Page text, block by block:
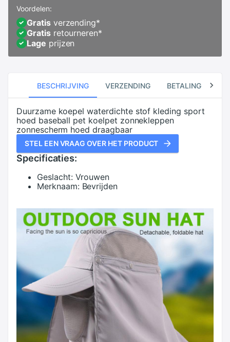
Voordelen:
Gratisverzending*
Gratisretourneren*
Lage prijzen
BESCHRIJVING VERZENDING BETALING
Duurzame koepel waterdichte stof kleding sport
hoed baseball pet koelpet zonnekleppen
zonnescherm hoed draagbaar
STEL EEN VRAAG OVER HET PRODUCT
Specificaties:
Geslacht: Vrouwen
Merknaam: Bevrijden